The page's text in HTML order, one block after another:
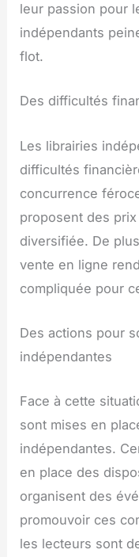
leur passion pour
indépendants
flot.
Des difficultés
Les librairies
difficultés
concurrence
proposent des
diversifiée. De
vente en ligne
compliquée pour
Des actions pour
indépendantes
Face à cette
sont mises en
indépendantes.
en place des
organisent des
promouvoir ces
les lecteurs sont